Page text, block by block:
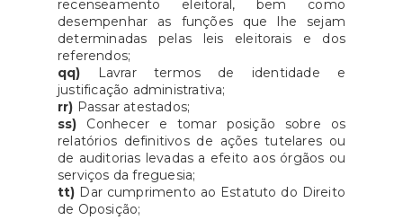
recenseamento eleitoral, bem como
desempenhar as funções que lhe sejam
determinadas pelas leis eleitorais e dos
referendos;
qq) Lavrar termos de identidade e
justificação administrativa;
rr) Passar atestados;
ss) Conhecer e tomar posição sobre os
relatórios definitivos de ações tutelares ou
de auditorias levadas a efeito aos órgãos ou
serviços da freguesia;
tt) Dar cumprimento ao Estatuto do Direito
de Oposição;